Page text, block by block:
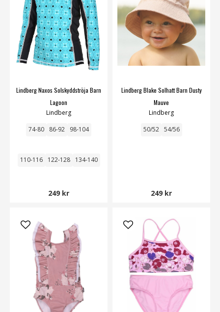
Lindberg Naxos Solskyddströja Barn
Lagoon
Lindberg
74-80 86-92 98-104
110-116 122-128 134-140
249 kr
Lindberg Blake Solhatt Barn Dusty
Mauve
Lindberg
50/52 54/56
249 kr